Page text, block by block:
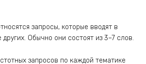
запросы, которые вводят в
Обычно они состоят из 3–7 слов.
запросов по каждой тематике